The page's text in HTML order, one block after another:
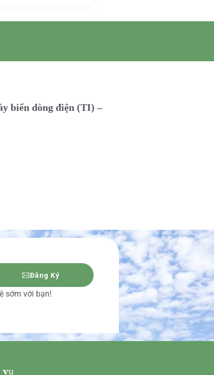
biến dòng điện (TI) –
Đăng Ký
sớm với bạn!